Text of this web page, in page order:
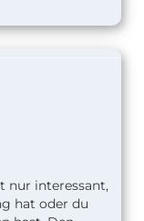
nur interessant,
hat oder du